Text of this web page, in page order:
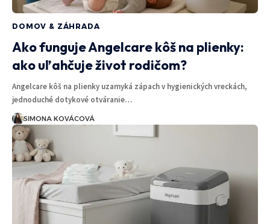
DOMOV & ZÁHRADA
Ako funguje Angelcare kôš na plienky:
ako uľahčuje život rodičom?
Angelcare kôš na plienky uzamyká zápach v hygienických vreckách,
jednoduché dotykové otváranie…
SIMONA KOVÁCOVÁ